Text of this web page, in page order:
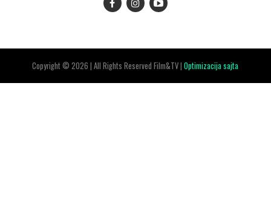
Copyright © 2026 | All Rights Reserved Film&TV |Optimizacija sajta